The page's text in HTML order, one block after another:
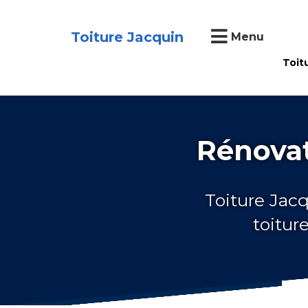
Toiture Jacquin Menu
Toiture